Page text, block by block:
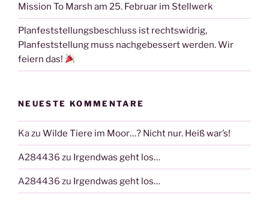
Mission To Marsh am 25. Februar im Stellwerk
Planfeststellungsbeschluss ist rechtswidrig,
Planfeststellung muss nachgebessert werden. Wir
feiern das!
NEUESTE KOMMENTARE
Kazu Wilde Tiere im Moor…? Nicht nur. Heiß war’s!
A284436 zu Irgendwas geht los…
A284436 zu Irgendwas geht los…